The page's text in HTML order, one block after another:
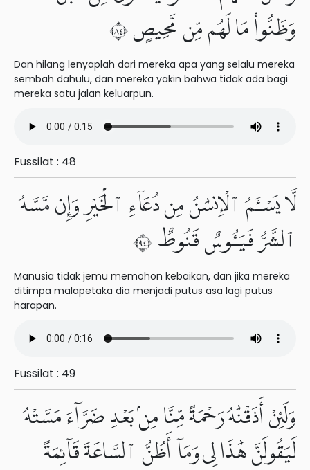
وَظَنُّوا۟ مَا لَهُم مِّن مَّحِيصٍ ٤٨
Dan hilang lenyaplah dari mereka apa yang selalu mereka
sembah dahulu, dan mereka yakin bahwa tidak ada bagi
mereka satu jalan keluarpun.
Fussilat : 48
لَّا يَسْـَٔمُ ٱلْإِنسَٰنُ مِن دُعَآءِ ٱلْخَيْرِ وَإِن مَّسَّهُ
ٱلشَّرُّ فَيَـُٔوسٌ قَنُوطٌ ٤٩
Manusia tidak jemu memohon kebaikan, dan jika mereka
ditimpa malapetaka dia menjadi putus asa lagi putus
harapan.
Fussilat : 49
وَلَئِنْ أَذَقْنَٰهُ رَحْمَةً مِّنَّا مِنۢ بَعْدِ ضَرَّآءَ مَسَّتْهُ
لَيَقُولَنَّ هَٰذَا لِى وَمَآ أَظُنُّ ٱلسَّاعَةَ قَآئِمَةً